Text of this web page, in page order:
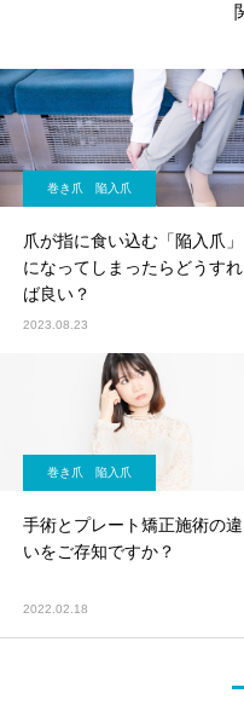
巻き爪 陥入爪
爪が指に食い込む「陥入爪」
になってしまったらどうすれ
ば良い？
2023.08.23
巻き爪 陥入爪
手術とプレート矯正施術の違
いをご存知ですか？
2022.02.18